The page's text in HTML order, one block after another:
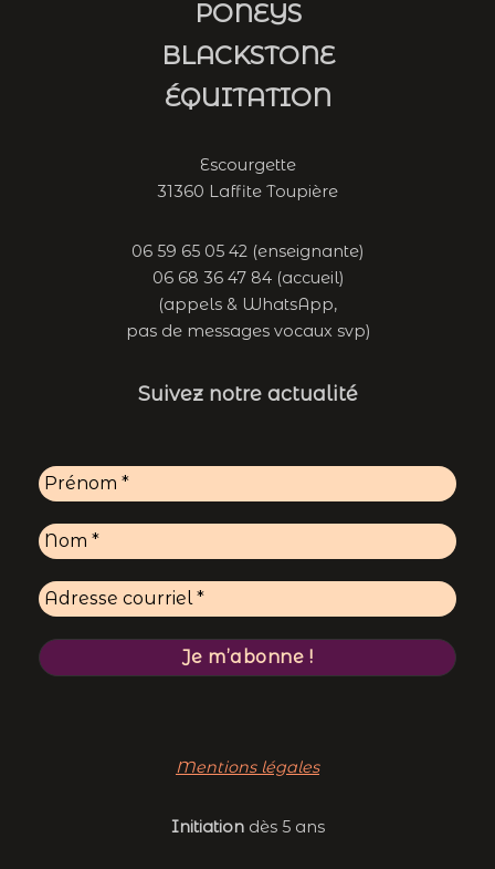
PONEYS
BLACKSTONE
ÉQUITATION
Escourgette
31360 Laffite Toupière
06 59 65 05 42 (enseignante)
06 68 36 47 84 (accueil)
(appels & WhatsApp,
pas de messages vocaux svp)
Suivez notre actualité
Mentions légales
Initiationdès 5 ans